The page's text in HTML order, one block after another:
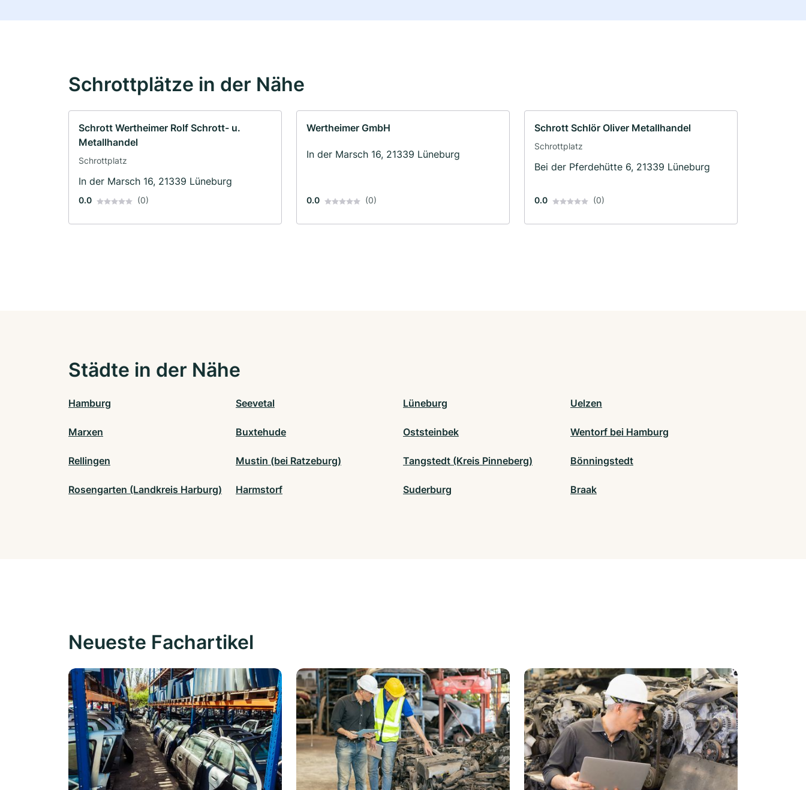
Schrottplätze in der Nähe
Schrott Wertheimer Rolf Schrott- u.
Metallhandel
Schrottplatz
In der Marsch 16, 21339 Lüneburg
0.0 (0)
Wertheimer GmbH
In der Marsch 16, 21339 Lüneburg
0.0 (0)
Schrott Schlör Oliver Metallhandel
Schrottplatz
Bei der Pferdehütte 6, 21339 Lüneburg
0.0 (0)
Städte in der Nähe
Hamburg Seevetal Lüneburg Uelzen
Marxen Buxtehude Oststeinbek Wentorf bei Hamburg
Rellingen Mustin (bei Ratzeburg) Tangstedt (Kreis Pinneberg) Bönningstedt
Rosengarten (Landkreis Harburg) Harmstorf Suderburg Braak
Neueste Fachartikel